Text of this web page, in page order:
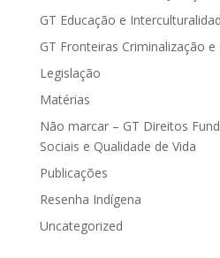
GT Educação e
GT Fronteiras Criminalização e
Legislação
Matérias
Não marcar – GT Direitos
Sociais e Qualidade de Vida
Publicações
Resenha Indígena
Uncategorized